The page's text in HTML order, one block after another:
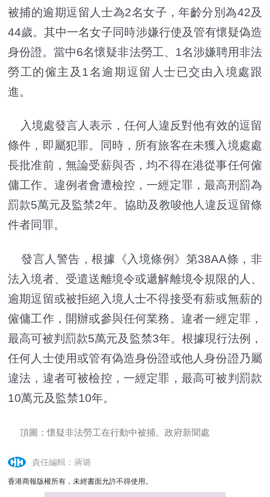
被捕的逾期逗留人士為2名女子，年齡分別為42及
44歲。其中一名女子同時涉嫌行使及管有懷疑偽造
身份證。當中6名懷疑非法勞工、1名涉嫌聘用非法
勞工的僱主及1名逾期逗留人士已交由入境處跟
進。
入境處發言人表示，任何人違反對他有效的逗留
條件，即屬犯罪。同時，所有旅客在未獲入境處處
長批准前，無論受薪與否，均不得在港從事任何僱
傭工作。違例者會遭檢控，一經定罪，最高刑罰為
罰款5萬元及監禁2年。協助及教唆他人違反逗留條
件者同罪。
發言人警告，根據《入境條例》第38AA條，非
法入境者、受遣送離境令或遞解離境令規限的人、
逾期逗留或被拒絕入境人士不得接受有薪或無薪的
僱傭工作，開辦或參與任何業務。違者一經定罪，
最高可被判罰款5萬元及監禁3年。根據現行法例，
任何人士使用或管有偽造身份證或他人身份證乃屬
違法，違者可被檢控，一經定罪，最高可被判罰款
10萬元及監禁10年。
頂圖：懷疑非法勞工在行動中被捕。政府新聞處
責任編輯：蔣璐
香港商報版權所有，未經書面允許不得使用。